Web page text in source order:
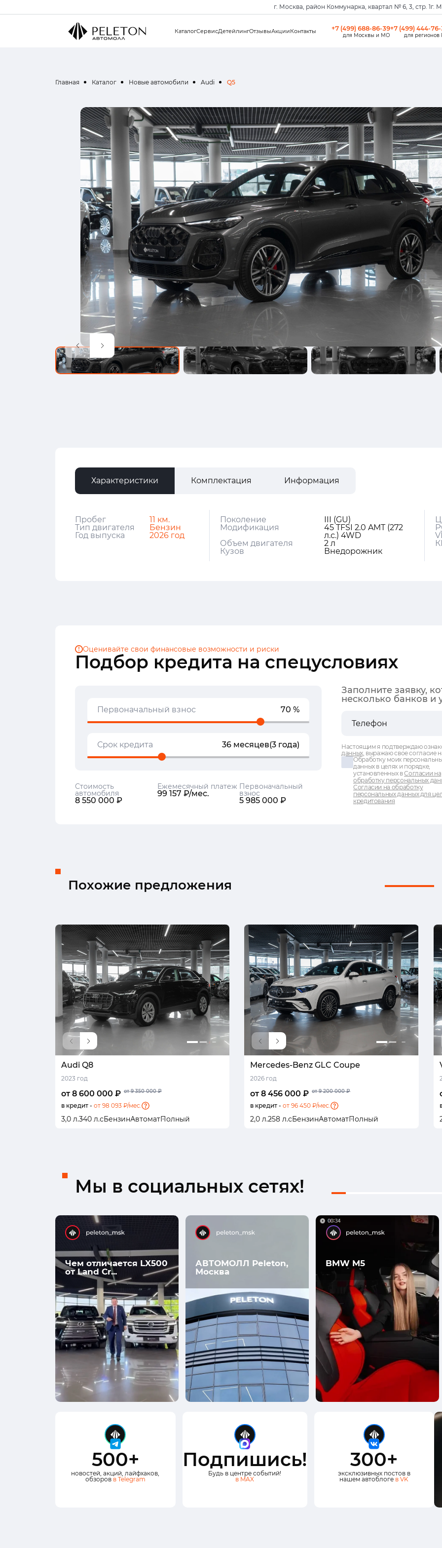
г. Москва, район Коммунарка, квартал № 6, 3, стр. 1г.
КаталогСервисДетейлингОтзывыАкцииКонтакты +7 (499) 688-86-39
для Москвы и МО
+7 (499) 444-
для регионов
Главная Каталог Новые автомобили Audi Q5
Характеристики Комплектация Информация
Пробег
11 км.
Тип двигателя
Бензин
Год выпуска
2026 год
Поколение
III (GU)
Модификация
45 TFSI 2.0 AMT (272
л.с.) 4WD
Объем двигателя
2 л
Кузов
Внедорожник
Подбор кредита на спецусловиях
Оценивайте свои финансовые возможности и риски
Первоначальный взнос 70 %
Срок кредита 36 месяцев(3 года)
Стоимость
автомобиля
8 550 000 ₽
Ежемесячный платеж
99 157 ₽/мес.
Первоначальный
взнос
5 985 000 ₽
Заполните заявку,
несколько банков и
Настоящим я подтверждаю
данных, выражаю свое согласие
Обработку моих
данных в целях и порядке,
установленных вСогласии на
обработку персональных
Согласии на обработку
персональных данных для
кредитования
Похожие предложения
Audi Q8
2023 год
от 8 600 000 ₽ от 9 350 000 ₽
в кредит - от 98 093 ₽/мес.
3,0 л.340 л.сБензинАвтоматПолный
Mercedes-Benz GLC Coupe
2026 год
от 8 456 000 ₽ от 9 200 000 ₽
в кредит - от 96 450 ₽/мес.
2,0 л.258 л.сБензинАвтоматПолный
Мы в социальных сетях!
Чем отличается LX500
от Land Cr...
АВТОМОЛЛ Peleton,
Москва
BMW M5
500+
новостей, акций, лайфхаков,
обзоров в Telegram
Подпишись!
Будь в центре событий!
в MAX
300+
эксклюзивных постов в
нашем автоблоге в VK